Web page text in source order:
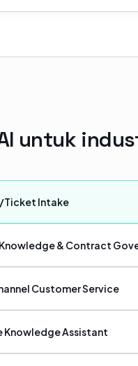
untuk
Ticket Intake
& Contract
Customer Service
Knowledge Assistant